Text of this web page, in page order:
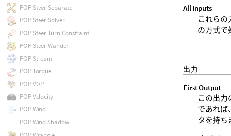
All Inputs
これらの
の方式で
出力
First Output
この出力
であれば
タを持ち
POP Steer Separate
POP Steer Solver
POP Steer Turn Constraint
POP Steer Wander
POP Stream
POP Torque
POP VOP
POP Velocity
POP Wind
POP Wind Shadow